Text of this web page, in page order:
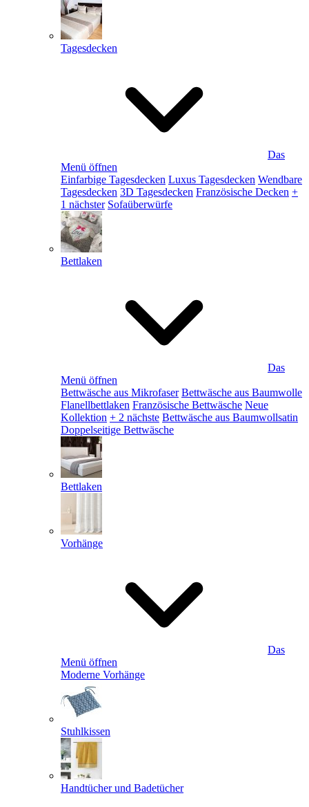
Tagesdecken
Das
Menü öffnen
Einfarbige Tagesdecken Luxus Tagesdecken Wendbare
Tagesdecken 3D Tagesdecken Französische Decken +
1 nächster Sofaüberwürfe
Bettlaken
Das
Menü öffnen
Bettwäsche aus Mikrofaser Bettwäsche aus Baumwolle
Flanellbettlaken Französische Bettwäsche Neue
Kollektion + 2 nächste Bettwäsche aus Baumwollsatin
Doppelseitige Bettwäsche
Bettlaken
Vorhänge
Das
Menü öffnen
Moderne Vorhänge
Stuhlkissen
Handtücher und Badetücher